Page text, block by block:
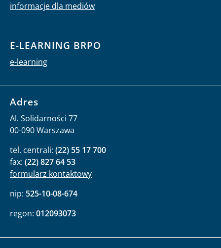
informacje dla mediów
E-LEARNING BRPO
e-learning
Adres
Al. Solidarności 77
00-090 Warszawa
tel. centrali: (22) 55 17 700
fax: (22) 827 64 53
formularz kontaktowy
nip: 525-10-08-674
regon: 012093073